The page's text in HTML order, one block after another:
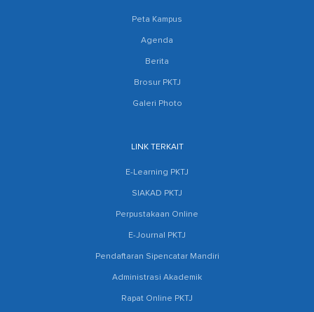
Peta Kampus
Agenda
Berita
Brosur PKTJ
Galeri Photo
LINK TERKAIT
E-Learning PKTJ
SIAKAD PKTJ
Perpustakaan Online
E-Journal PKTJ
Pendaftaran Sipencatar Mandiri
Administrasi Akademik
Rapat Online PKTJ